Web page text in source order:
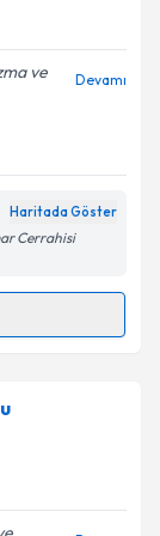
belirtilen
ve
Devamı
Haritada Göster
Cerrahisi
talebi
için bir